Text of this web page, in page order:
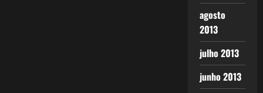
agosto
2013
julho 2013
junho 2013